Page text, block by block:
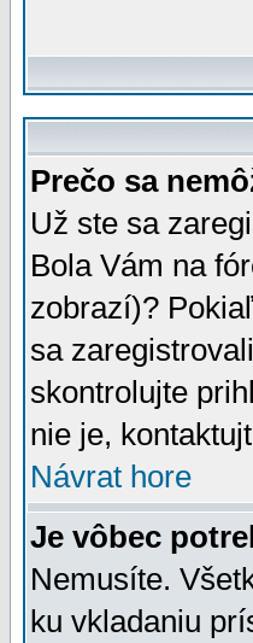
Prečo sa
Už ste sa
Bola Vám na
zobrazí)?
sa
skontrolujte
nie je,
Návrat hore
Je vôbec
Nemusíte.
ku vkladaniu